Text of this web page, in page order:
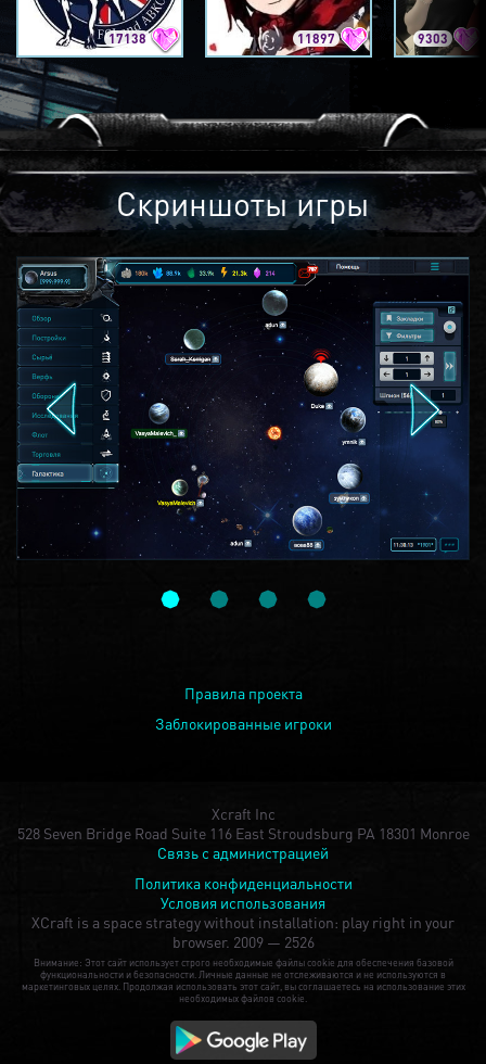
17138 11897 9303
Скриншоты игры
Правила проекта
Заблокированные игроки
Xcraft Inc
528 Seven Bridge Road Suite 116 East Stroudsburg PA 18301 Monroe
Связь с администрацией
Политика конфиденциальности
Условия использования
XCraft is a space strategy without installation: play right in your
browser. 2009 — 2526
Внимание: Этот сайт использует строго необходимые файлы cookie для обеспечения базовой
функциональности и безопасности. Личные данные не отслеживаются и не используются в
маркетинговых целях. Продолжая использовать этот сайт, вы соглашаетесь на использование этих
необходимых файлов cookie.